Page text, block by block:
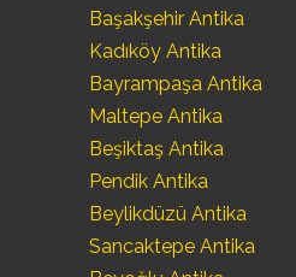
Başakşehir Antika
Kadıköy Antika
Bayrampaşa Antika
Maltepe Antika
Beşiktaş Antika
Pendik Antika
Beylikdüzü Antika
Sancaktepe Antika